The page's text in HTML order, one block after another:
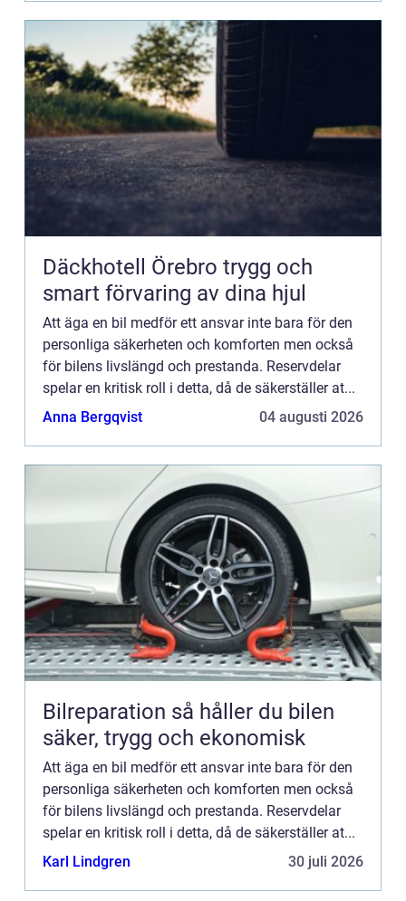
Däckhotell Örebro trygg och
smart förvaring av dina hjul
Att äga en bil medför ett ansvar inte bara för den
personliga säkerheten och komforten men också
för bilens livslängd och prestanda. Reservdelar
spelar en kritisk roll i detta, då de säkerställer at...
Anna Bergqvist
04 augusti 2026
Bilreparation så håller du bilen
säker, trygg och ekonomisk
Att äga en bil medför ett ansvar inte bara för den
personliga säkerheten och komforten men också
för bilens livslängd och prestanda. Reservdelar
spelar en kritisk roll i detta, då de säkerställer at...
Karl Lindgren
30 juli 2026